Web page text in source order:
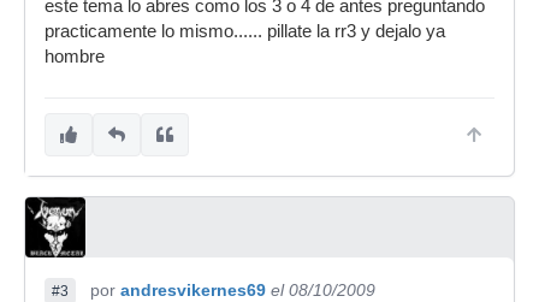
este tema lo abres como los 3 o 4 de antes preguntando
practicamente lo mismo...... pillate la rr3 y dejalo ya
hombre
#3 por andresvikernes69 el 08/10/2009